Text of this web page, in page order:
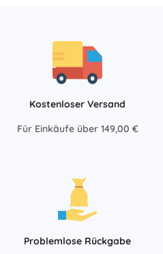
Kostenloser Versand
Für Einkäufe über 149,00 €
Problemlose Rückgabe